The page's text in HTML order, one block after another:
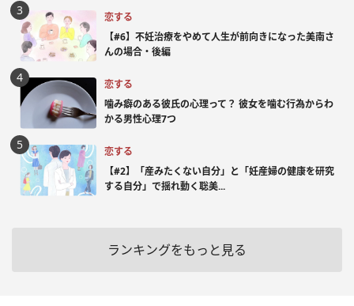
恋する
【#6】不妊治療をやめて人生が前向きになった美南さ
んの場合・後編
恋する
噛み癖のある彼氏の心理って？ 彼女を噛む行為からわ
かる男性心理7つ
恋する
【#2】「産みたくない自分」と「妊産婦の健康を研究
する自分」で揺れ動く聡美...
ランキングをもっと見る